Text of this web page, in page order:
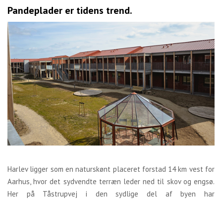
Pandeplader er tidens trend.
Harlev ligger som en naturskønt placeret forstad 14 km vest for
Aarhus, hvor det sydvendte terræn leder ned til skov og engsø.
Her på Tåstrupvej i den sydlige del af byen har